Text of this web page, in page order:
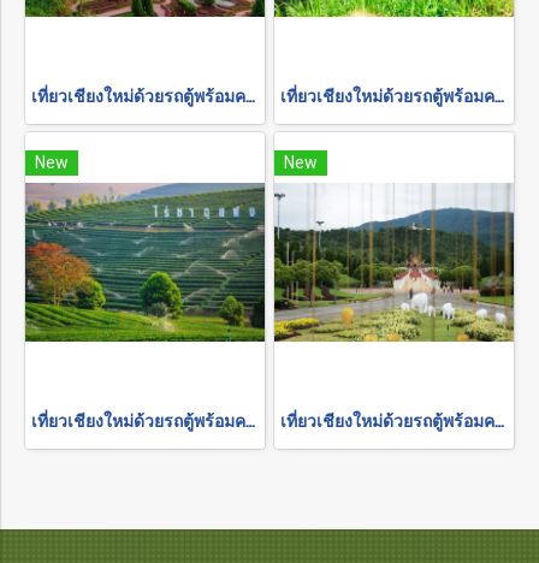
เที่ยวเชียงใหม่ด้วยรถตู้พร้อมคนขับ "อุทยานแห่งชาติดอยอินทนนท์" เที่ยวเชียงใหม่ด้วยรถตู้พร้อมคนขับ "ล่องแพเชียงใหม่"
New
เที่ยวเชียงใหม่ด้วยรถตู้พร้อมคนขับ "เชียงราย 2 วัน 1 คืน"
New
เที่ยวเชียงใหม่ด้วยรถตู้พร้อมคนขับ "อุทยานแห่งชาติ-สวนดอกไม้"